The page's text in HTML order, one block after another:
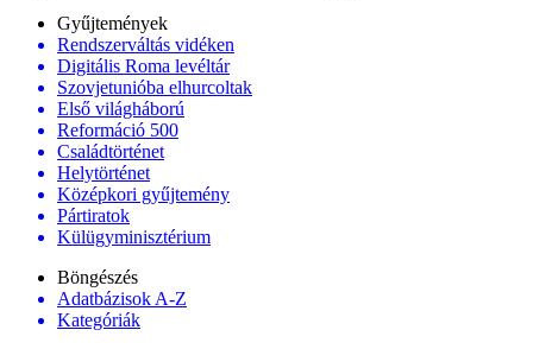
Gyűjtemények
Rendszerváltás vidéken
Digitális Roma levéltár
Szovjetunióba elhurcoltak
Első világháború
Reformáció 500
Családtörténet
Helytörténet
Középkori gyűjtemény
Pártiratok
Külügyminisztérium
Böngészés
Adatbázisok A-Z
Kategóriák